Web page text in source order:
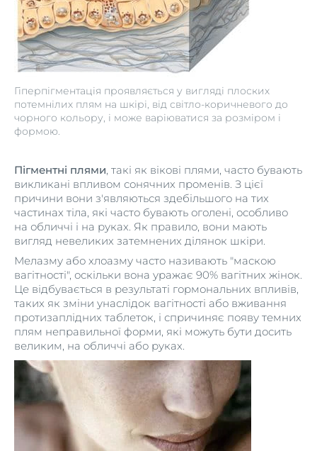
Гіперпігментація проявляється у вигляді плоских
потемнілих плям на шкірі, від світло-коричневого до
чорного кольору, і може варіюватися за розміром і
формою.
Пігментні плями, такі як вікові плями, часто бувають
викликані впливом сонячних променів. З цієї
причини вони з'являються здебільшого на тих
частинах тіла, які часто бувають оголені, особливо
на обличчі і на руках. Як правило, вони мають
вигляд невеликих затемнених ділянок шкіри.
Мелазму або хлоазму часто називають "маскою
вагітності", оскільки вона уражає 90% вагітних жінок.
Це відбувається в результаті гормональних впливів,
таких як зміни унаслідок вагітності або вживання
протизаплідних таблеток, і спричиняє появу темних
плям неправильної форми, які можуть бути досить
великим, на обличчі або руках.